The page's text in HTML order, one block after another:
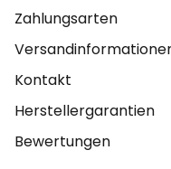
Zahlungsarten
Kontakt
Herstellergarantien
Bewertungen